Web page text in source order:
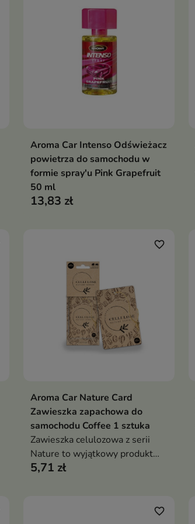
Dodaj do koszyka
Aroma Car Intenso Odświeżacz
powietrza do samochodu w
formie spray'u Pink Grapefruit
50 ml
13,83 zł
Dodaj do koszyka
favorite_border
Aroma Car Nature Card
Zawieszka zapachowa do
samochodu Coffee 1 sztuka
Zawieszka celulozowa z serii
Nature to wyjątkowy produkt
inspirowany naturą
5,71 zł
favorite_border